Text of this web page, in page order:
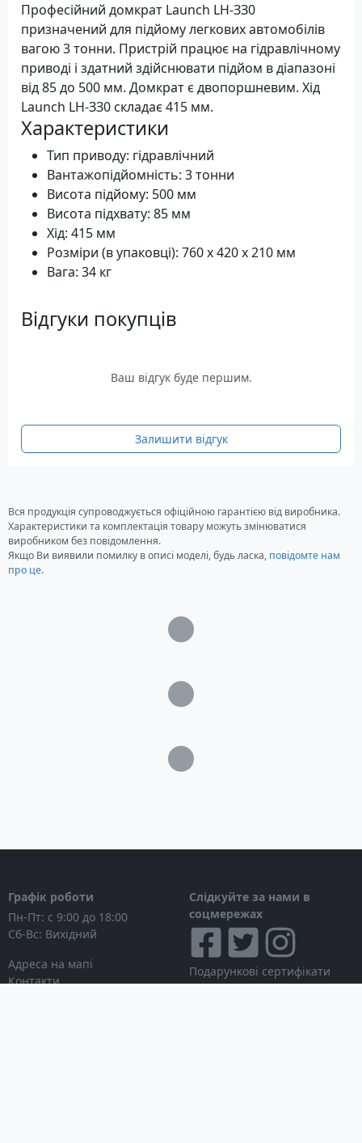
Професійний домкрат Launch LH-ЗЗ0
призначений для підйому легкових автомобілів
вагою 3 тонни. Пристрій працює на гідравлічному
приводі і здатний здійснювати підйом в діапазоні
від 85 до 500 мм. Домкрат є двопоршневим. Хід
Launch LH-ЗЗ0 складає 415 мм.
Характеристики
Тип приводу: гідравлічний
Вантажопідйомність: 3 тонни
Висота підйому: 500 мм
Висота підхвату: 85 мм
Хід: 415 мм
Розміри (в упаковці): 760 x 420 x 210 мм
Вага: 34 кг
Відгуки покупців
Ваш відгук буде першим.
Залишити відгук
Вся продукція супроводжується офіційною гарантією від виробника.
Характеристики та комплектація товару можуть змінюватися
виробником без повідомлення.
Якщо Ви виявили помилку в описі моделі, будь ласка, повідомте нам
про це.
Загрузка...
Загрузка...
Загрузка...
Графік роботи
Пн-Пт: с 9:00 до 18:00
Сб-Вс: Вихідний
Адреса на мапі
Контакти
Слідкуйте за нами в
соцмережах
Подарункові сертифікати
Дисконтні картки